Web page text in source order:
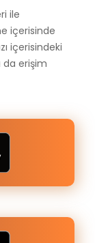
ile
içerisinde
içerisindeki
da erişim